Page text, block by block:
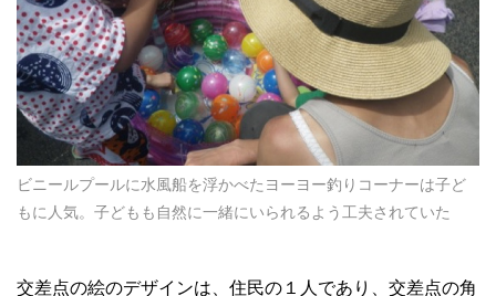
ビニールプールに水風船を浮かべたヨーヨー釣りコーナーは子ど
もに人気。子どもも自然に一緒にいられるよう工夫されていた
交差点の絵のデザインは、住民の１人であり、交差点の角